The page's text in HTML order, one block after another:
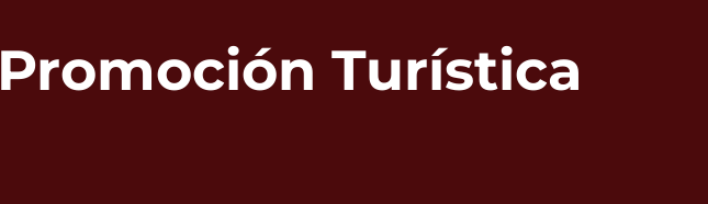
Promoción Turística